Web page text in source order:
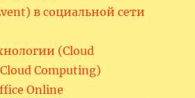
в социальной сети
(Cloud
Computing)
Online